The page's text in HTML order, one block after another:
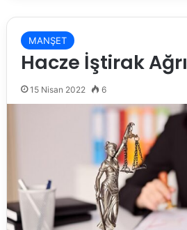
MANŞET
Hacze İştirak Ağrı
15 Nisan 2022 6